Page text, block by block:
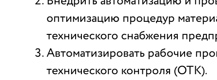
оптимизацию процедур
технического снабжения
Автоматизировать рабочие
технического контроля (ОТК).